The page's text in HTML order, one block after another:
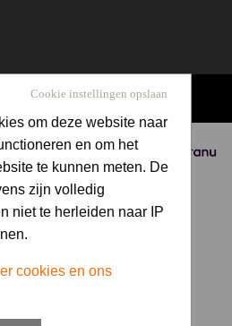
Sponsored by
Cookie instellingen opslaan
om deze website naar
en om het
te kunnen meten. De
zijn volledig
niet te herleiden naar IP
cookies en ons
username and